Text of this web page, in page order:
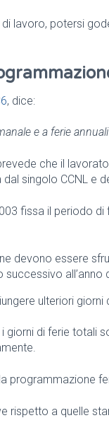
lavoro, potersi
, dice:
e a ferie
che il
dal singolo CCNL
fissa il periodo
devono essere
successivo all’anno
ulteriori giorni
giorni di ferie totali
programmazione
rispetto a quelle